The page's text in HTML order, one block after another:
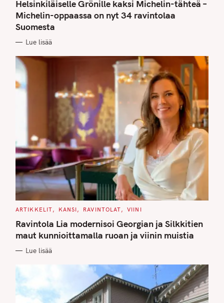
E
G
O
R
I
S
Helsinkiläiselle Grönille kaksi Michelin-tähteä –
Michelin-oppaassa on nyt 34 ravintolaa
Suomesta
Lue lisää
C
T
E
G
O
I
ARTIKKELIT KANSI RAVINTOLAT VIINI
Ravintola Lia modernisoi Georgian ja Silkkitien
maut kunnioittamalla ruoan ja viinin muistia
Lue lisää